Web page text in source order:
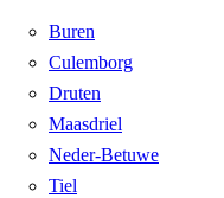
Buren
Culemborg
Druten
Maasdriel
Neder-Betuwe
Tiel